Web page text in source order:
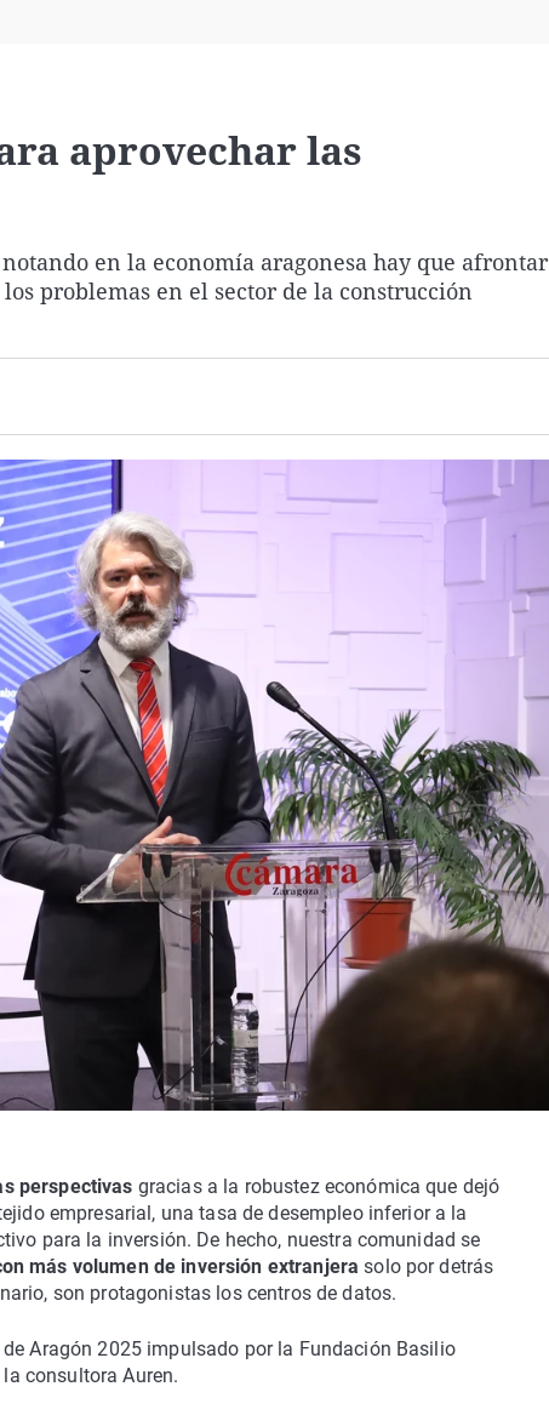
aprovechar las
en la economía aragonesa hay que afrontar
problemas en el sector de la construcción
perspectivas gracias a la robustez económica que dejó
empresarial, una tasa de desempleo inferior a la
para la inversión. De hecho, nuestra comunidad se
más volumen de inversión extranjerasolo por detrás
son protagonistas los centros de datos.
Aragón 2025 impulsado por la Fundación Basilio
consultora Auren.